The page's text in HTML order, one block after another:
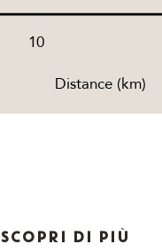
10
Distance (km)
SCOPRI DI PIÙ